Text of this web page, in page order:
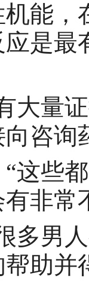
能
是最
量证
咨询
些都
非常
男人
助并